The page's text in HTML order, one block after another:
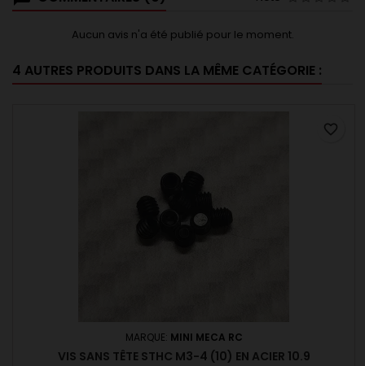
Aucun avis n'a été publié pour le moment.
4 AUTRES PRODUITS DANS LA MÊME CATÉGORIE :
MARQUE: MINI MECA RC
VIS SANS TÊTE STHC M3-4 (10) EN ACIER 10.9
favorite_border